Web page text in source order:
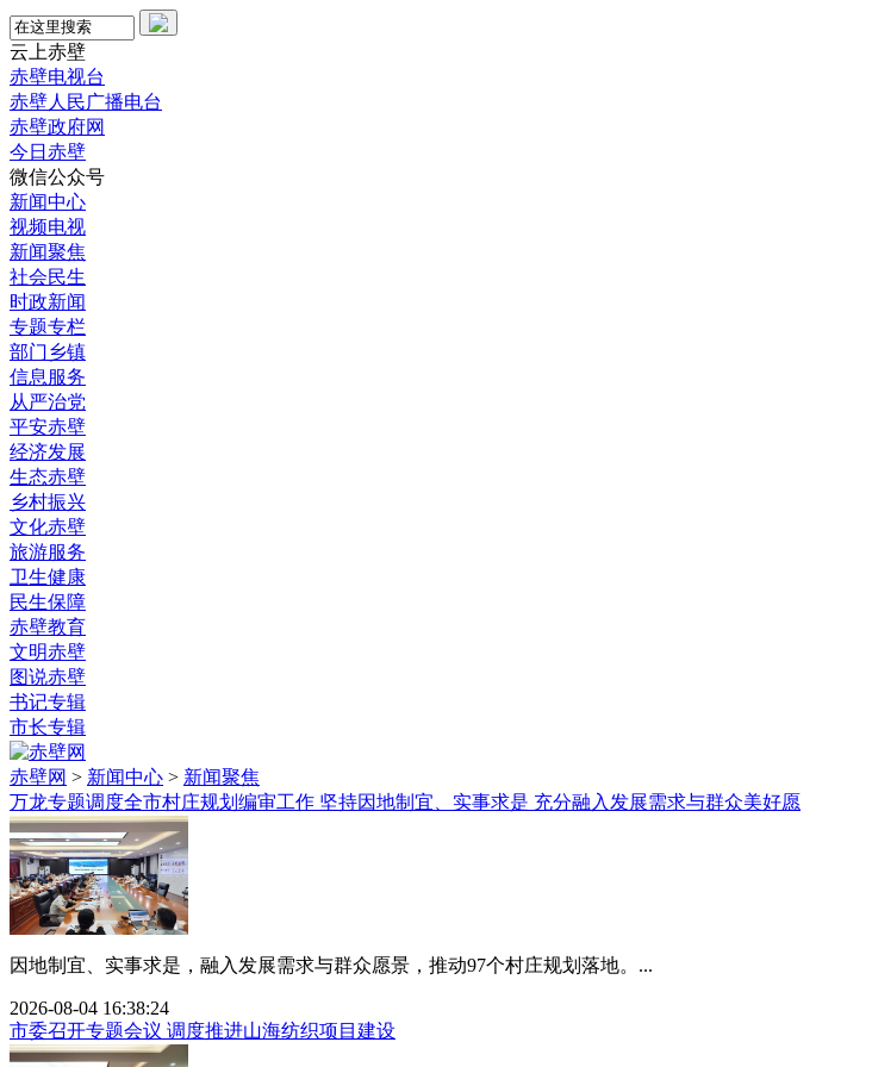
云上赤壁
赤壁电视台
赤壁人民广播电台
赤壁政府网
今日赤壁
微信公众号
新闻中心
视频电视
新闻聚焦
社会民生
时政新闻
专题专栏
部门乡镇
信息服务
从严治党
平安赤壁
经济发展
生态赤壁
乡村振兴
文化赤壁
旅游服务
卫生健康
民生保障
赤壁教育
文明赤壁
图说赤壁
书记专辑
市长专辑
赤壁网 > 新闻中心 > 新闻聚焦
万龙专题调度全市村庄规划编审工作 坚持因地制宜、实事求是 充分融入发展需求与群众美好愿
因地制宜、实事求是，融入发展需求与群众愿景，推动97个村庄规划落地。...
2026-08-04 16:38:24
市委召开专题会议 调度推进山海纺织项目建设